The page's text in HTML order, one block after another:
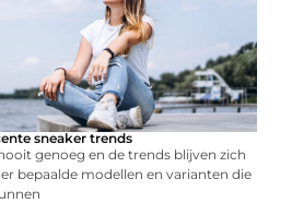
sneaker trends
genoeg en de trends blijven zich
bepaalde modellen en varianten die